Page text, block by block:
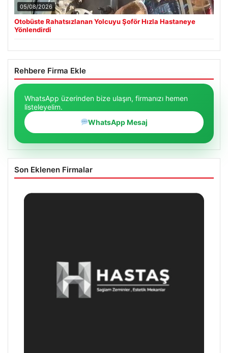
05/08/2026
Otobüste Rahatsızlanan Yolcuyu Şoför Hızla Hastaneye
Yönlendirdi
Rehbere Firma Ekle
WhatsApp üzerinden bize ulaşın, firmanızı hemen
listeleyelim.
WhatsApp Mesaj
Son Eklenen Firmalar